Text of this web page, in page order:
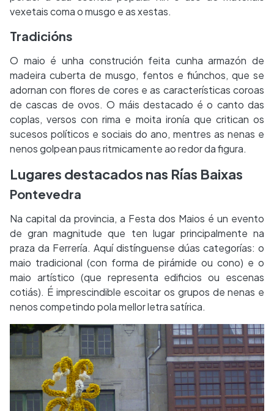
vexetais coma o musgo e as xestas.
Tradicións
O maio é unha construción feita cunha armazón de
madeira cuberta de musgo, fentos e fiúnchos, que se
adornan con flores de cores e as características coroas
de cascas de ovos. O máis destacado é o canto das
coplas, versos con rima e moita ironía que critican os
sucesos políticos e sociais do ano, mentres as nenas e
nenos golpean paus ritmicamente ao redor da figura.
Lugares destacados nas Rías Baixas
Pontevedra
Na capital da provincia, a Festa dos Maios é un evento
de gran magnitude que ten lugar principalmente na
praza da Ferrería. Aquí distínguense dúas categorías: o
maio tradicional (con forma de pirámide ou cono) e o
maio artístico (que representa edificios ou escenas
cotiás). É imprescindible escoitar os grupos de nenas e
nenos competindo pola mellor letra satírica.